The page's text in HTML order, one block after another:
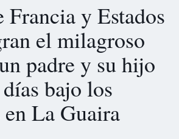
Francia y Estados
el milagroso
padre y su hijo
bajo los
La Guaira